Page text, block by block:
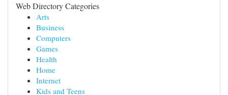
Web Directory Categories
Arts
Business
Computers
Games
Health
Home
Internet
Kids and Teens